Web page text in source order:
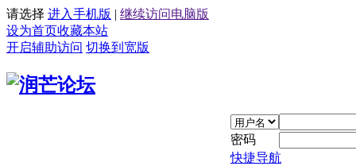
请选择 进入手机版 | 继续访问电脑版
设为首页收藏本站
开启辅助访问 切换到宽版
密码
快捷导航